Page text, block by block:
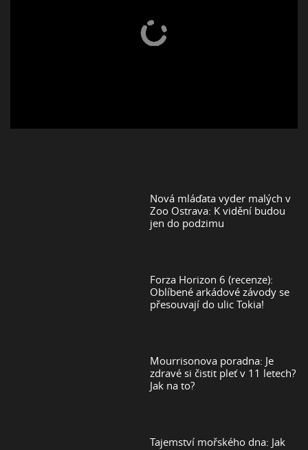
Nová mláďata vyder malých v
Zoo Ostrava: K vidění budou
jen do podzimu
Forza Horizon 6 (recenze):
Oblíbené arkádové závody se
přesouvají do ulic Tokia!
Mourrisonova poradna: Je
zdravé si čistit pleť v 11 letech?
Jak na to?
Tajemství mořského dna: Jak